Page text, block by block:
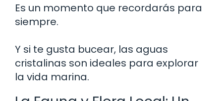
Es un momento que recordarás para
siempre.
Y si te gusta bucear, las aguas
cristalinas son ideales para explorar
la vida marina.